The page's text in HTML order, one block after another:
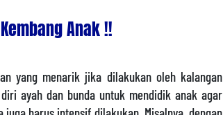
Anak !!
yang menarik jika dilakukan oleh kalangan
ayah dan bunda untuk mendidik anak agar